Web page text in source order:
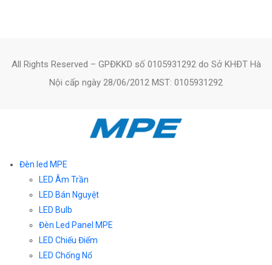
All Rights Reserved – GPĐKKD số 0105931292 do Sở KHĐT Hà
Nội cấp ngày 28/06/2012 MST: 0105931292
Đèn led MPE
LED Âm Trần
LED Bán Nguyệt
LED Bulb
Đèn Led Panel MPE
LED Chiếu Điểm
LED Chống Nổ